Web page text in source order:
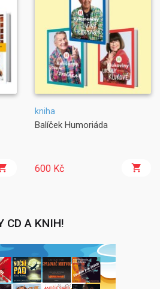
kniha
Balíček Humoriáda
600 Kč
CD A KNIH!